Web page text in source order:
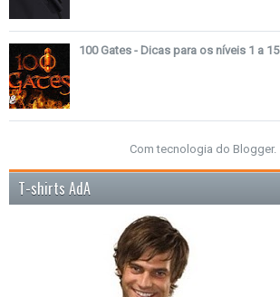
100 Gates - Dicas para os níveis 1 a 15
Com tecnologia do Blogger.
T-shirts AdA